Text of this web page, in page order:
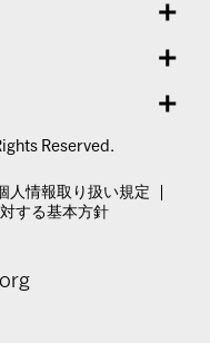
Reserved.
人情報取り扱い規定
する基本方針